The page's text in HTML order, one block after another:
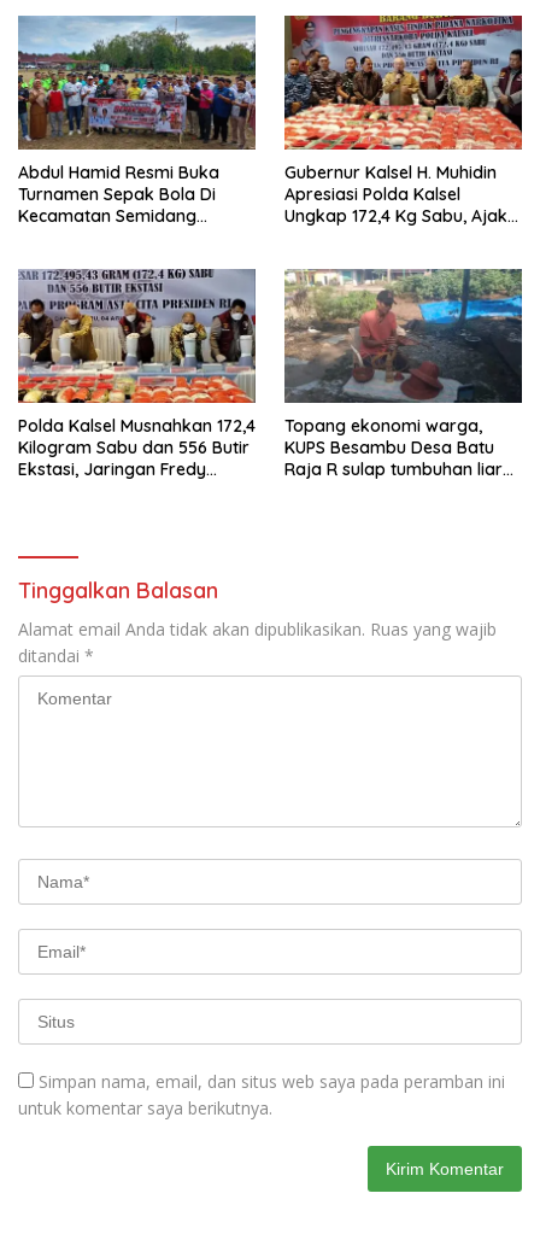
Abdul Hamid Resmi Buka
Turnamen Sepak Bola Di
Kecamatan Semidang
Tahun 2026
Gubernur Kalsel H. Muhidin
Apresiasi Polda Kalsel
Ungkap 172,4 Kg Sabu, Ajak
Polda Kalsel Musnahkan 172,4
Kilogram Sabu dan 556 Butir
Ekstasi, Jaringan Fredy
Topang ekonomi warga,
KUPS Besambu Desa Batu
Raja R sulap tumbuhan liar
Tinggalkan Balasan
Alamat email Anda tidak akan dipublikasikan. Ruas yang wajib
ditandai *
Simpan nama, email, dan situs web saya pada peramban ini
untuk komentar saya berikutnya.